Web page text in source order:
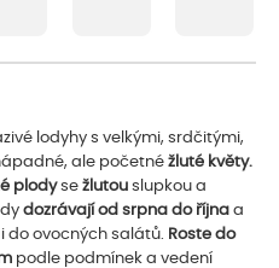
lodyhy s velkými, srdčitými,
ale početnéžluté květy.
plodysežlutou slupkou a
dozrávají od srpna do října a
do ovocných salátů.
Roste do
podle podmínek a vedení